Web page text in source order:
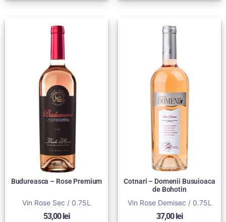
Budureasca – Rose Premium
Vin Rose Sec / 0.75L
53,00 lei
Cotnari – Domenii Busuioaca
de Bohotin
Vin Rose Demisec / 0.75L
37,00 lei